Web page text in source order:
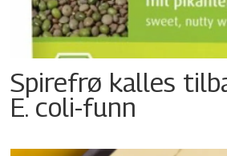
Spirefrø kalles
E. coli-funn